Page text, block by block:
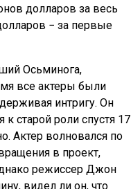
долларов за весь
− за первые
Осьминога,
все актеры были
интригу. Он
к старой роли спустя 17
Актер волновался по
в проект,
режиссер Джон
видел ли он, что